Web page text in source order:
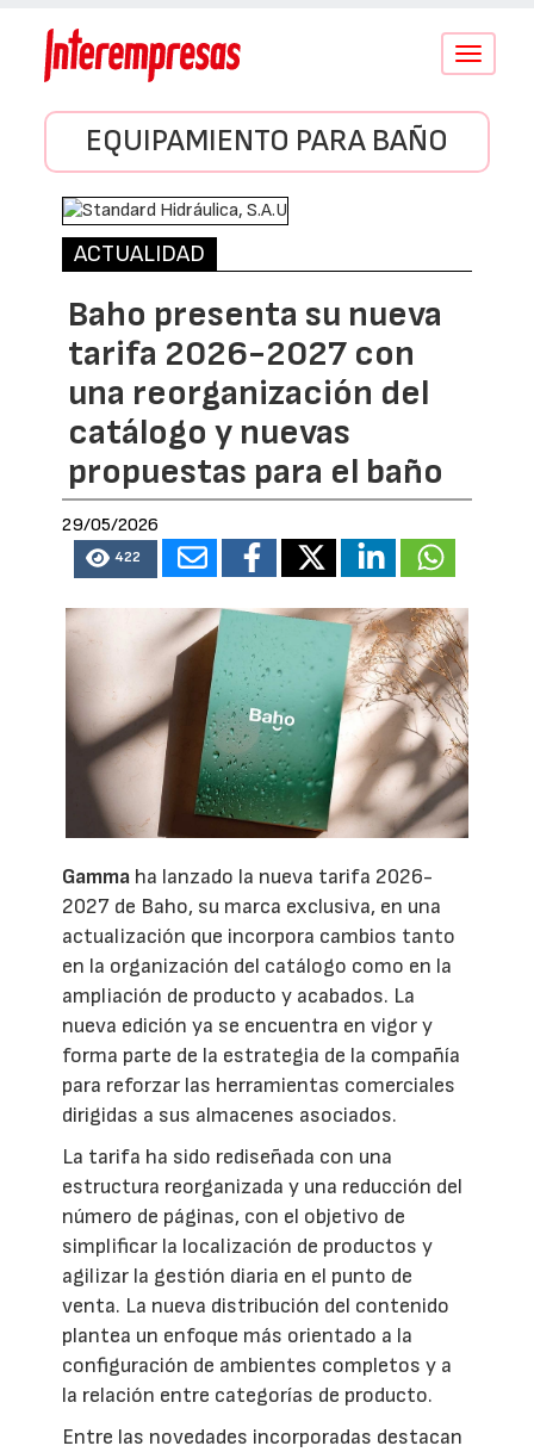
Conmutar
EQUIPAMIENTO PARA BAÑO
ACTUALIDAD
Baho presenta su nueva
tarifa 2026-2027 con
una reorganización del
catálogo y nuevas
propuestas para el baño
29/05/2026
422
Gamma ha lanzado la nueva tarifa 2026-
2027 de Baho, su marca exclusiva, en una
actualización que incorpora cambios tanto
en la organización del catálogo como en la
ampliación de producto y acabados. La
nueva edición ya se encuentra en vigor y
forma parte de la estrategia de la compañía
para reforzar las herramientas comerciales
dirigidas a sus almacenes asociados.
La tarifa ha sido rediseñada con una
estructura reorganizada y una reducción del
número de páginas, con el objetivo de
simplificar la localización de productos y
agilizar la gestión diaria en el punto de
venta. La nueva distribución del contenido
plantea un enfoque más orientado a la
configuración de ambientes completos y a
la relación entre categorías de producto.
Entre las novedades incorporadas destacan